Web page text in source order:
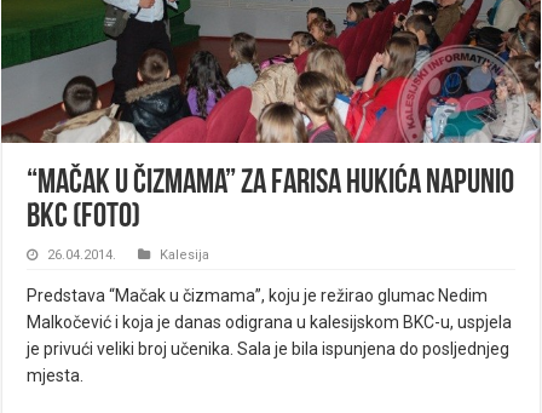
“Mačak u čizmama” za Farisa Hukića napunio
BKC (FOTO)
26.04.2014. Kalesija
Predstava “Mačak u čizmama”, koju je režirao glumac Nedim
Malkočević i koja je danas odigrana u kalesijskom BKC-u, uspjela
je privući veliki broj učenika. Sala je bila ispunjena do posljednjeg
mjesta.